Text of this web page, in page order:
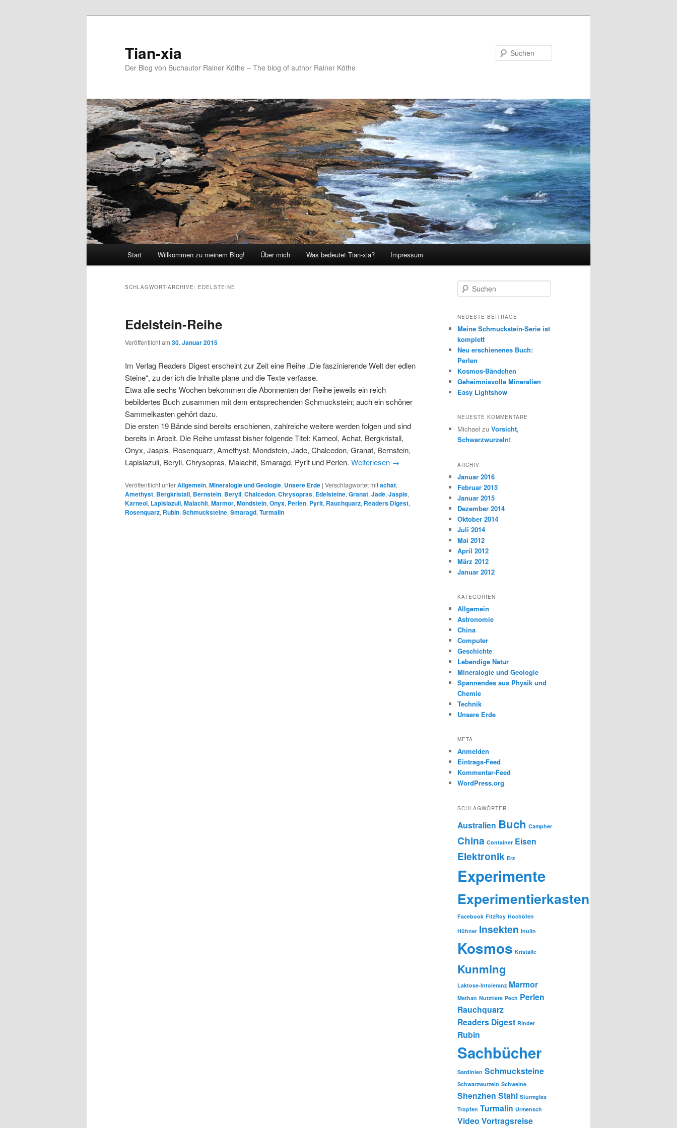
Tian-xia
Der Blog von Buchautor Rainer Köthe – The blog of author Rainer Köthe
Start Willkommen zu meinem Blog! Über mich Was bedeutet Tian-xia? Impressum
SCHLAGWORT-ARCHIVE: EDELSTEINE
Edelstein-Reihe
Veröffentlicht am 30. Januar 2015
Im Verlag Readers Digest erscheint zur Zeit eine Reihe „Die faszinierende Welt der edlen
Steine“, zu der ich die Inhalte plane und die Texte verfasse.
Etwa alle sechs Wochen bekommen die Abonnenten der Reihe jeweils ein reich
bebildertes Buch zusammen mit dem entsprechenden Schmuckstein; auch ein schöner
Sammelkasten gehört dazu.
Die ersten 19 Bände sind bereits erschienen, zahlreiche weitere werden folgen und sind
bereits in Arbeit. Die Reihe umfasst bisher folgende Titel: Karneol, Achat, Bergkristall,
Onyx, Jaspis, Rosenquarz, Amethyst, Mondstein, Jade, Chalcedon, Granat, Bernstein,
Lapislazuli, Beryll, Chrysopras, Malachit, Smaragd, Pyrit und Perlen. Weiterlesen →
Veröffentlicht unterAllgemein, Mineralogie und Geologie, Unsere Erde | Verschlagwortet mitachat,
Amethyst, Bergkristall, Bernstein, Beryll, Chalcedon, Chrysopras, Edelsteine, Granat, Jade, Jaspis,
Karneol, Lapislazuli, Malachit, Marmor, Mondstein, Onyx, Perlen, Pyrit, Rauchquarz, Readers Digest,
Rosenquarz, Rubin, Schmucksteine, Smaragd, Turmalin
u
h
n
NEUESTE BEITRÄGE
Meine Schmuckstein-Serie ist
komplett
Neu erschienenes Buch:
Perlen
Kosmos-Bändchen
Geheimnisvolle Mineralien
Easy Lightshow
NEUESTE KOMMENTARE
Michael zu Vorsicht,
Schwarzwurzeln!
ARCHIV
Januar 2016
Februar 2015
Januar 2015
Dezember 2014
Oktober 2014
Juli 2014
Mai 2012
April 2012
März 2012
Januar 2012
KATEGORIEN
Allgemein
Astronomie
China
Computer
Geschichte
Lebendige Natur
Mineralogie und Geologie
Spannendes aus Physik und
Chemie
Technik
Unsere Erde
META
Anmelden
Eintrags-Feed
Kommentar-Feed
WordPress.org
SCHLAGWÖRTER
Australien Buch Campher
China Container Eisen
Elektronik Erz
Experimente
Experimentierkasten
Facebook FitzRoy Hochöfen
Hühner Insekten Inulin
Kosmos Kristalle
Kunming
Laktose-Intoleranz Marmor
Methan Nutztiere Pech Perlen
Rauchquarz
Readers Digest Rinder
Rubin
Sachbücher
Sardinien Schmucksteine
Schwarzwurzeln Schweine
Shenzhen Stahl Sturmglas
Tropfen Turmalin Urmensch
Video Vortragsreise